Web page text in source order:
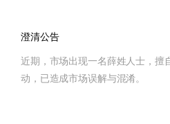
澄清公告
近期，市场出现一名薛姓人士，擅
动，已造成市场误解与混淆。